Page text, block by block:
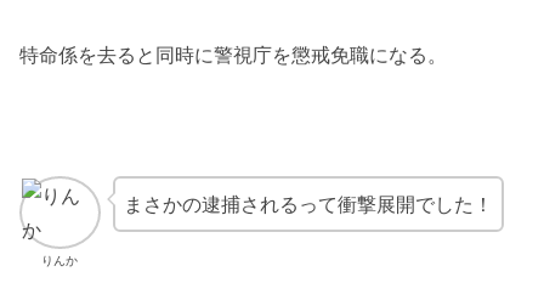
特命係を去ると同時に警視庁を懲戒免職になる。
りんか
まさかの逮捕されるって衝撃展開でした！